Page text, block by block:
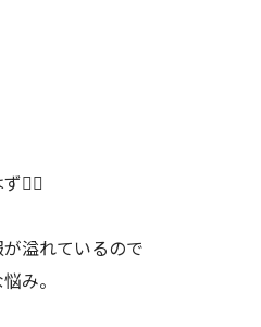
🙆‍♀️
溢れているので
み。